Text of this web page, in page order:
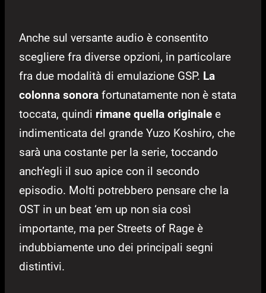
Anche sul versante audio è consentito
scegliere fra diverse opzioni, in particolare
fra due modalità di emulazione GSP. La
colonna sonora fortunatamente non è stata
toccata, quindi rimane quella originale e
indimenticata del grande Yuzo Koshiro, che
sarà una costante per la serie, toccando
anch’egli il suo apice con il secondo
episodio. Molti potrebbero pensare che la
OST in un beat ‘em up non sia così
importante, ma per Streets of Rage è
indubbiamente uno dei principali segni
distintivi.